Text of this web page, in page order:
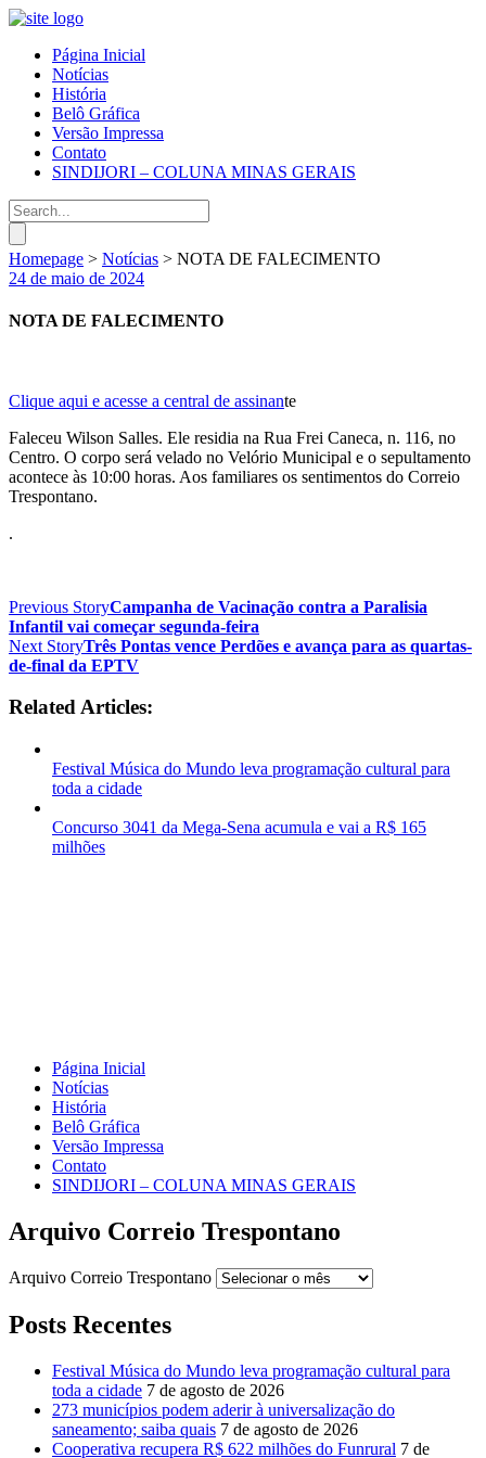
Página Inicial
Notícias
História
Belô Gráfica
Versão Impressa
Contato
SINDIJORI – COLUNA MINAS GERAIS
Homepage > Notícias > NOTA DE FALECIMENTO
24 de maio de 2024
NOTA DE FALECIMENTO
Clique aqui e acesse a central de assinante
Faleceu Wilson Salles. Ele residia na Rua Frei Caneca, n. 116, no
Centro. O corpo será velado no Velório Municipal e o sepultamento
acontece às 10:00 horas. Aos familiares os sentimentos do Correio
Trespontano.
.
Previous StoryCampanha de Vacinação contra a Paralisia
Infantil vai começar segunda-feira
Next StoryTrês Pontas vence Perdões e avança para as quartas-
de-final da EPTV
Related Articles:
Festival Música do Mundo leva programação cultural para
toda a cidade
Concurso 3041 da Mega-Sena acumula e vai a R$ 165
milhões
Página Inicial
Notícias
História
Belô Gráfica
Versão Impressa
Contato
SINDIJORI – COLUNA MINAS GERAIS
Arquivo Correio Trespontano
Arquivo Correio Trespontano
Posts Recentes
Festival Música do Mundo leva programação cultural para
toda a cidade 7 de agosto de 2026
273 municípios podem aderir à universalização do
saneamento; saiba quais 7 de agosto de 2026
Cooperativa recupera R$ 622 milhões do Funrural 7 de